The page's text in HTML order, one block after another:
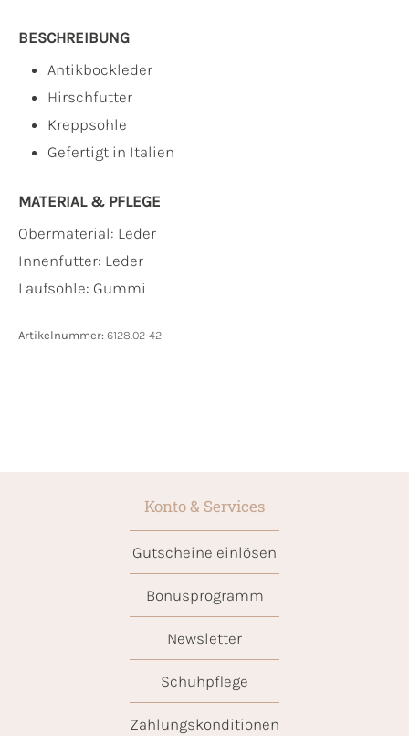
BESCHREIBUNG
Antikbockleder
Hirschfutter
Kreppsohle
Gefertigt in Italien
MATERIAL & PFLEGE
Obermaterial: Leder
Innenfutter: Leder
Laufsohle: Gummi
Artikelnummer: 6128.02-42
Konto & Services
Gutscheine einlösen
Bonusprogramm
Newsletter
Schuhpflege
Zahlungskonditionen